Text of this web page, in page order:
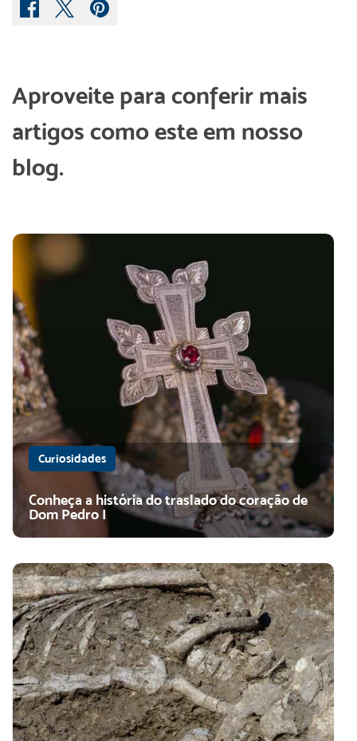
Aproveite para conferir mais
artigos como este em nosso
blog.
Curiosidades
Conheça a história do traslado do coração de
Dom Pedro I